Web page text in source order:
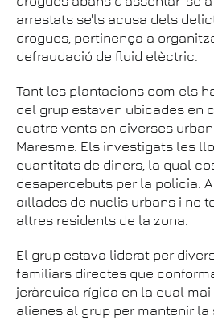
arrestats se'ls acusa dels
drogues, pertinença a
defraudació de fluid elèctric.
Tant les plantacions com els
del grup estaven ubicades en
quatre vents en diverses
Maresme. Els investigats les
quantitats de diners, la qual
desapercebuts per la policia.
aïllades de nuclis urbans i no
altres residents de la zona.
El grup estava liderat per
familiars directes que
jeràrquica rígida en la qual
alienes al grup per mantenir la